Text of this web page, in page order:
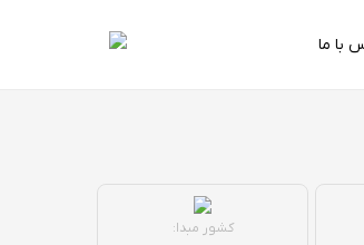
با ما
کشور مبدا: